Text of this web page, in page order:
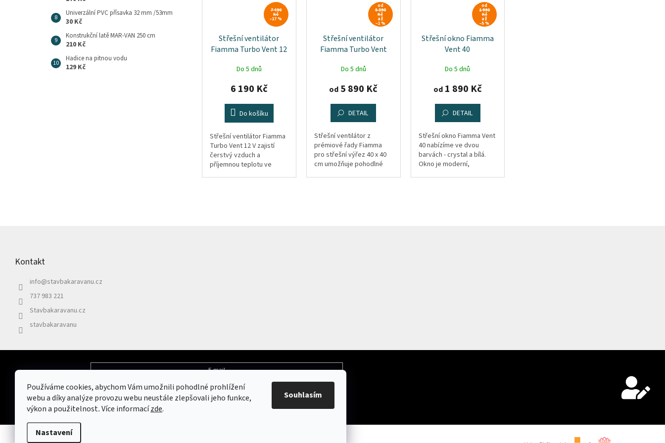
Používáme cookies, abychom Vám umožnili pohodlné prohlížení
webu a díky analýze provozu webu neustále zlepšovali jeho funkce,
výkon a použitelnost.Více informacízde.
Nastavení
Souhlasím
Univerzální PVC přísavka 32 mm /53mm
30 Kč
Konstrukční latě MAR-VAN 250 cm
210 Kč
Hadice na pitnou vodu
129 Kč
7 490
Kč
–17 %
Střešní ventilátor
Fiamma Turbo Vent 12
Do 5 dnů
6 190 Kč
Do košíku
Střešní ventilátor Fiamma
Turbo Vent 12 V zajistí
čerstvý vzduch a
příjemnou teplotu ve
od
5 890
Kč
až
–1 %
Střešní ventilátor
Fiamma Turbo Vent
Do 5 dnů
od 5 890 Kč
DETAIL
Střešní ventilátor z
prémiové řady Fiamma
pro střešní výřez 40 x 40
cm umožňuje pohodlné
od
1 990
Kč
až
–5 %
Střešní okno Fiamma
Vent 40
Do 5 dnů
od1 890 Kč
DETAIL
Střešní okno Fiamma Vent
40 nabízíme ve dvou
barvách - crystal a bílá.
Okno je moderní,
Kontakt
info@stavbakaravanu.cz
737 983 221
Stavbakaravanu.cz
stavbakaravanu
Odebírat newsletter E-mail
Vložením e-mailu souhlasíte spodmínkami ochrany osobních údajů